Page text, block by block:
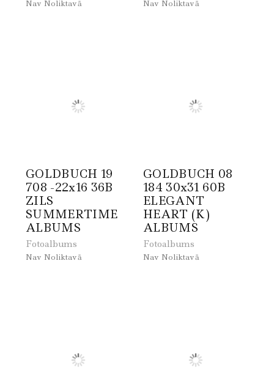
Nav Noliktavā Nav Noliktavā
GOLDBUCH 19
708 -22x16 36B
ZILS
SUMMERTIME
ALBUMS
Fotoalbums
Nav Noliktavā
GOLDBUCH 08
184 30x31 60B
ELEGANT
HEART (K)
ALBUMS
Fotoalbums
Nav Noliktavā